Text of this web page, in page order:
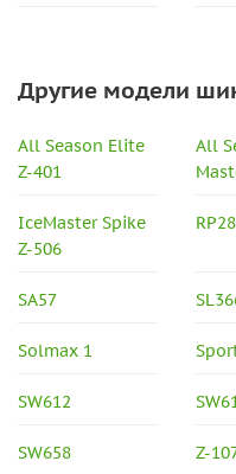
Другие модели
All Season Elite
Z-401
All
IceMaster Spike
Z-506
RP28
SA57
Solmax 1
SW612
SW658 Z-